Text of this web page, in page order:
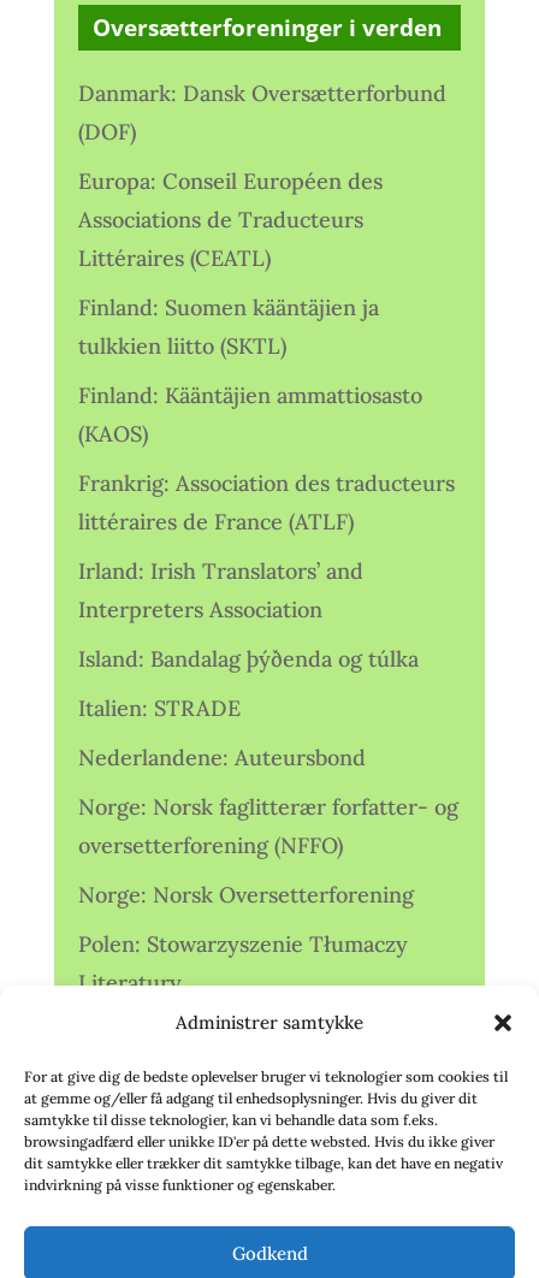
Administrer samtykke
For at give dig de bedste oplevelser bruger vi teknologier som cookies til
at gemme og/eller få adgang til enhedsoplysninger. Hvis du giver dit
samtykke til disse teknologier, kan vi behandle data som f.eks.
browsingadfærd eller unikke ID'er på dette websted. Hvis du ikke giver
dit samtykke eller trækker dit samtykke tilbage, kan det have en negativ
indvirkning på visse funktioner og egenskaber.
Godkend
Oversætterforeninger i verden
Danmark: Dansk Oversætterforbund
(DOF)
Europa: Conseil Européen des
Associations de Traducteurs
Littéraires (CEATL)
Finland: Suomen kääntäjien ja
tulkkien liitto (SKTL)
Finland: Kääntäjien ammattiosasto
(KAOS)
Frankrig: Association des traducteurs
littéraires de France (ATLF)
Irland: Irish Translators’ and
Interpreters Association
Island: Bandalag þýðenda og túlka
Italien: STRADE
Nederlandene: Auteursbond
Norge: Norsk faglitterær forfatter- og
oversetterforening (NFFO)
Norge: Norsk Oversetterforening
Polen: Stowarzyszenie Tłumaczy
Literatury
Storbritannien: Translators
Association (TA)
Sverige: Översättarsektionen (Ö.)
Sverige: Översättarcentrum (ÖC)
deutschsprachiger Übersetzer (VdÜ)